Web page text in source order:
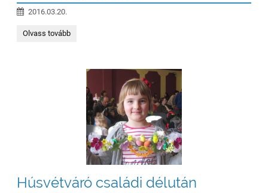
2016.03.20.
"Tiszteld
Olvass tovább
Húsvétváró családi délután